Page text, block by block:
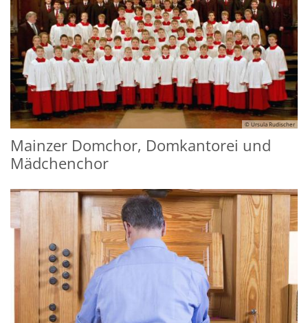
© Ursula Rudischer
Mainzer Domchor, Domkantorei und
Mädchenchor